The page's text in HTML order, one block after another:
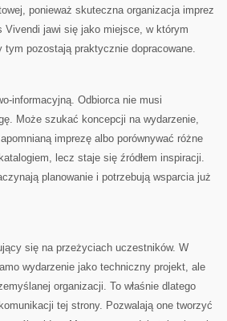
ponieważ skuteczna organizacja imprez
Vivendi jawi się jako miejsce, w którym
pozostają praktycznie dopracowane.
informacyjną. Odbiorca nie musi
Może szukać koncepcji na wydarzenie,
imprezę albo porównywać różne
lecz staje się źródłem inspiracji.
planowanie i potrzebują wsparcia już
się na przeżyciach uczestników. W
wydarzenie jako techniczny projekt, ale
organizacji. To właśnie dlatego
tej strony. Pozwalają one tworzyć